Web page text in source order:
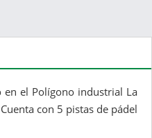
en el Polígono industrial La
con 5 pistas de pádel